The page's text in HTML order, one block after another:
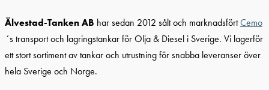
Älvestad-Tanken AB har sedan 2012 sålt och marknadsförtCemo
´s transport och lagringstankar för Olja & Diesel i Sverige. Vi lagerför
ett stort sortiment av tankar och utrustning för snabba leveranser över
hela Sverige och Norge.